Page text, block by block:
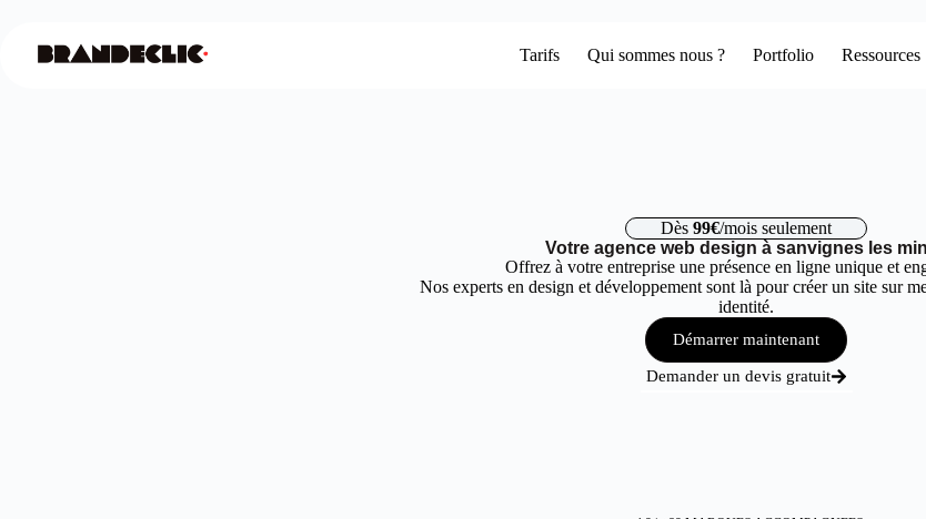
Tarifs Qui sommes nous ? Portfolio Ressources
Dès 99€/mois seulement
Votre agence web design à sanvignes les
Offrez à votre entreprise une présence en ligne unique et
Nos experts en design et développement sont là pour créer un site sur
identité.
Démarrer maintenant
Demander un devis gratuit